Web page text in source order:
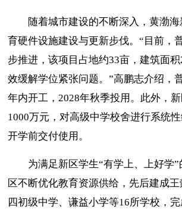
随着城市建设的不断深入，黄渤
育硬件设施建设与更新步伐。“目前，
步推进，该项目占地约33亩，建筑面
效缓解学位紧张问题。”高鹏志介绍，
年内开工，2028年秋季投用。此外，
1000万元，对高级中学校舍进行系统
开学前交付使用。
为满足新区学生“有学上、上好学
区不断优化教育资源供给，先后建成
四初级中学、谦益小学等16所学校，完